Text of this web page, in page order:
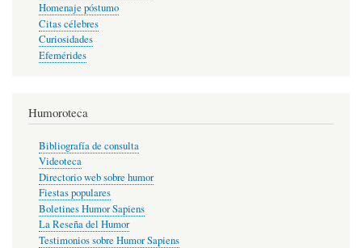
Homenaje póstumo
Citas célebres
Curiosidades
Efemérides
Humoroteca
Bibliografía de consulta
Videoteca
Directorio web sobre humor
Fiestas populares
Boletines Humor Sapiens
La Reseña del Humor
Testimonios sobre Humor Sapiens